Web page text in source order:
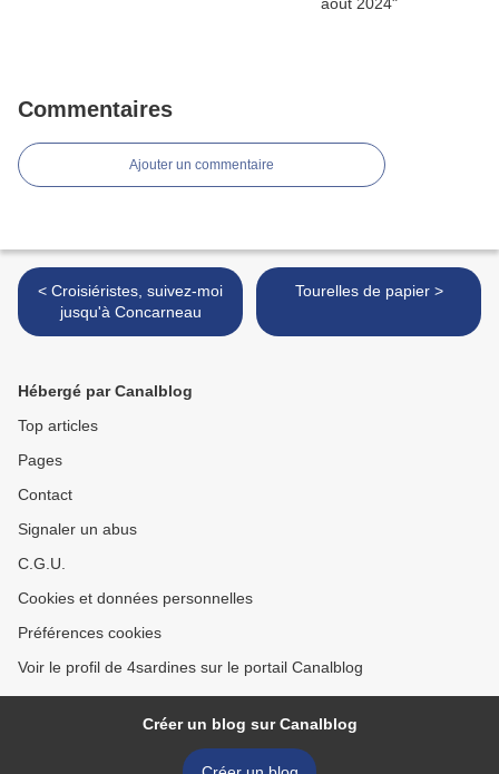
Commentaires
Ajouter un commentaire
< Croisiéristes, suivez-moi
jusqu'à Concarneau
Tourelles de papier >
Hébergé par Canalblog
Top articles
Pages
Contact
Signaler un abus
C.G.U.
Cookies et données personnelles
Préférences cookies
Voir le profil de 4sardines sur le portail Canalblog
Créer un blog sur Canalblog